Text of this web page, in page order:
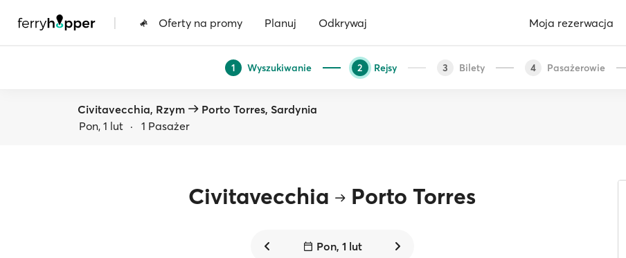
| Oferty na promy Planuj Odkrywaj Moja rezerwacja
1 Wyszukiwanie 2 Rejsy 3 Bilety 4 Pasażerowie
Civitavecchia, Rzym
Porto Torres, Sardynia
Pon, 1 lut · 1 Pasażer
Civitavecchia Porto Torres
Pon, 1 lut